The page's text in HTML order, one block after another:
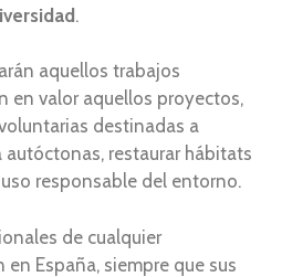
.
aquellos trabajos
en valor aquellos proyectos,
destinadas a
restaurar hábitats
responsable del entorno.
de cualquier
España, siempre que sus